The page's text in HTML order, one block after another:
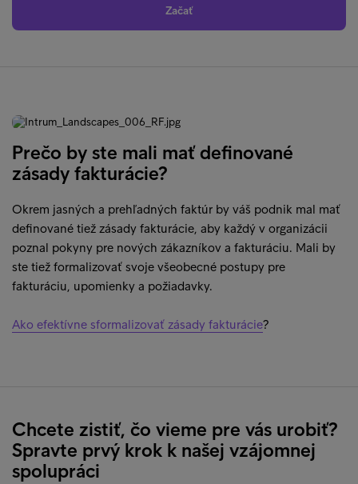
Začať
Prečo by ste mali mať definované
zásady fakturácie?
Okrem jasných a prehľadných faktúr by váš podnik mal mať
definované tiež zásady fakturácie, aby každý v organizácii
poznal pokyny pre nových zákazníkov a fakturáciu. Mali by
ste tiež formalizovať svoje všeobecné postupy pre
fakturáciu, upomienky a požiadavky.
Ako efektívne sformalizovať zásady fakturácie?
Chcete zistiť, čo vieme pre vás urobiť?
Spravte prvý krok k našej vzájomnej
spolupráci